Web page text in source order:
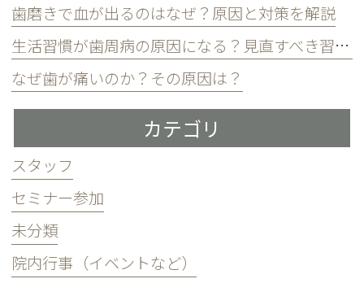
歯磨きで血が出るのはなぜ？原因と対策を解説
生活習慣が歯周病の原因になる？見直すべき習慣とは？
なぜ歯が痛いのか？その原因は？
カテゴリ
スタッフ
セミナー参加
未分類
院内行事（イベントなど）